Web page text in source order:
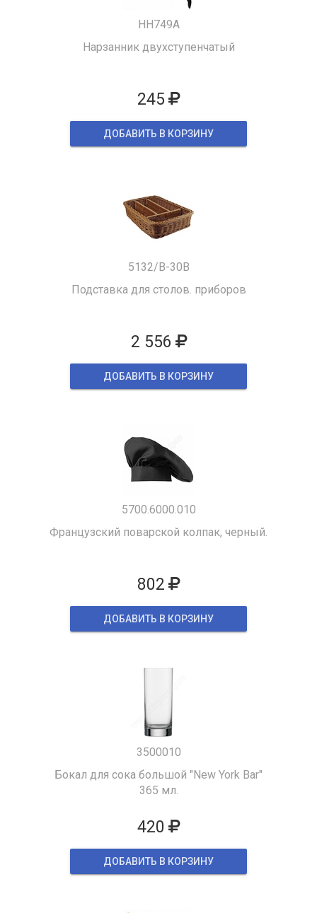
HH749A
Нарзанник двухступенчатый
245
ДОБАВИТЬ В КОРЗИНУ
5132/B-30B
Подставка для столов. приборов
2 556
ДОБАВИТЬ В КОРЗИНУ
5700.6000.010
Французский поварской колпак, черный.
802
ДОБАВИТЬ В КОРЗИНУ
3500010
Бокал для сока большой "New York Bar"
365 мл.
420
ДОБАВИТЬ В КОРЗИНУ